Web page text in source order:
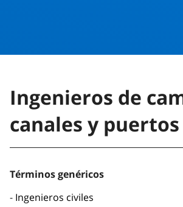
Ingenieros de
canales y puertos
Términos genéricos
Ingenieros civiles